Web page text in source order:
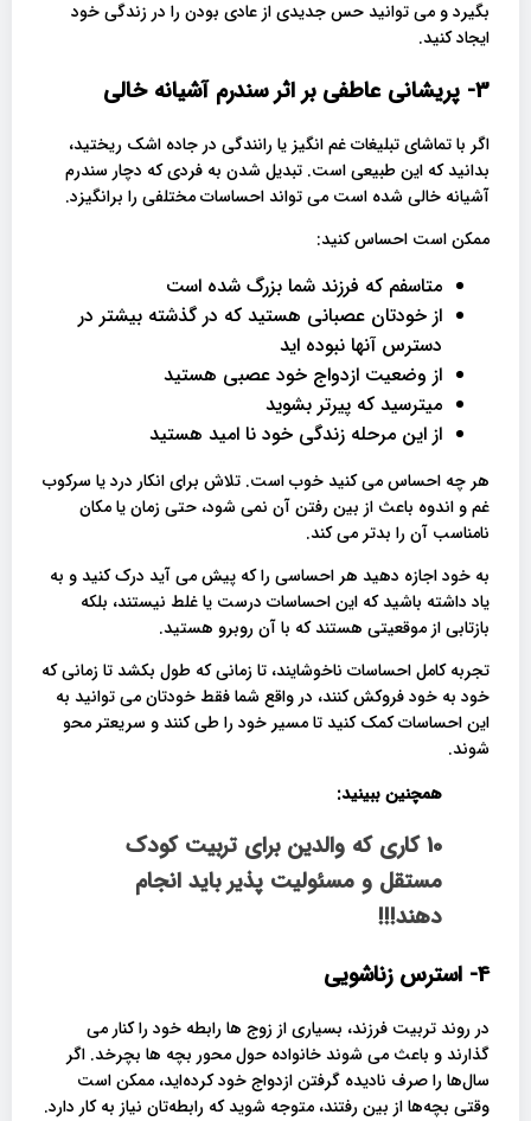
بگیرد و می توانید حس جدیدی از عادی بودن را در زندگی خود
ایجاد کنید.
3- پریشانی عاطفی بر اثر سندرم آشیانه خالی
اگر با تماشای تبلیغات غم انگیز یا رانندگی در جاده اشک ریختید،
بدانید که این طبیعی است. تبدیل شدن به فردی که دچار سندرم
آشیانه خالی شده است می تواند احساسات مختلفی را برانگیزد.
ممکن است احساس کنید:
متاسفم که فرزند شما بزرگ شده است
از خودتان عصبانی هستید که در گذشته بیشتر در
دسترس آنها نبوده اید
از وضعیت ازدواج خود عصبی هستید
میترسید که پیرتر بشوید
از این مرحله زندگی خود نا امید هستید
هر چه احساس می کنید خوب است. تلاش برای انکار درد یا سرکوب
غم و اندوه باعث از بین رفتن آن نمی شود، حتی زمان یا مکان
نامناسب آن را بدتر می کند.
به خود اجازه دهید هر احساسی را که پیش می آید درک کنید و به
یاد داشته باشید که این احساسات درست یا غلط نیستند، بلکه
بازتابی از موقعیتی هستند که با آن روبرو هستید.
تجربه کامل احساسات ناخوشایند، تا زمانی که طول بکشد تا زمانی که
خود به خود فروکش کنند، در واقع شما فقط خودتان می توانید به
این احساسات کمک کنید تا مسیر خود را طی کنند و سریعتر محو
شوند.
همچنین ببینید:
10 کاری که والدین برای تربیت کودک
مستقل و مسئولیت پذیر باید انجام
دهند!!!
4- استرس زناشویی
در روند تربیت فرزند، بسیاری از زوج ها رابطه خود را کنار می
گذارند و باعث می شوند خانواده حول محور بچه ها بچرخد. اگر
سال‌ها را صرف نادیده گرفتن ازدواج خود کرده‌اید، ممکن است
وقتی بچه‌ها از بین رفتند، متوجه شوید که رابطه‌تان نیاز به کار دارد.